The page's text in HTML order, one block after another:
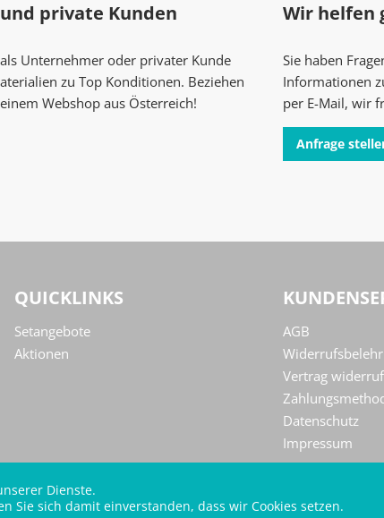
private Kunden
Unternehmer oder privater Kunde
zu Top Konditionen. Beziehen
Webshop aus Österreich!
Wir helfen
Sie haben
Informationen
per E-Mail, wir
Anfrage
QUICKLINKS
Setangebote
Aktionen
AGB
Vertrag
Datenschutz
Impressum
Dienste.
Sie sich damit einverstanden, dass wir Cookies setzen.